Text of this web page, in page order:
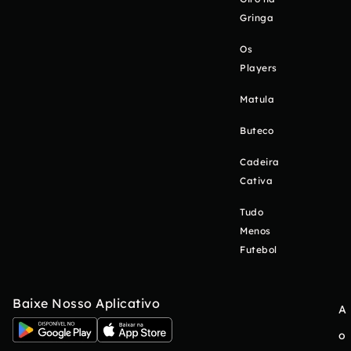
Gringa
Os
Players
Matula
Buteco
Cadeira
Cativa
Tudo
Menos
Futebol
Baixe Nosso Aplicativo
A
o